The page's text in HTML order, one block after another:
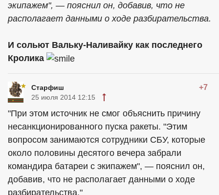
экипажем", — пояснил он, добавив, что не
располагает данными о ходе разбирательства.
И сольют Вальку-Наливайку как последнего
Кролика
Старфиш +7
25 июля 2014 12:15
"При этом источник не смог объяснить причину
несанкционированного пуска ракеты. "Этим
вопросом занимаются сотрудники СБУ, которые
около половины десятого вечера забрали
командира батареи с экипажем", — пояснил он,
добавив, что не располагает данными о ходе
разбирательства."